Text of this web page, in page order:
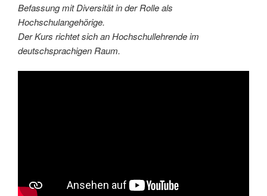
Befassung mit Diversität in der Rolle als
Hochschulangehörige.
Der Kurs richtet sich an Hochschullehrende im
deutschsprachigen Raum.